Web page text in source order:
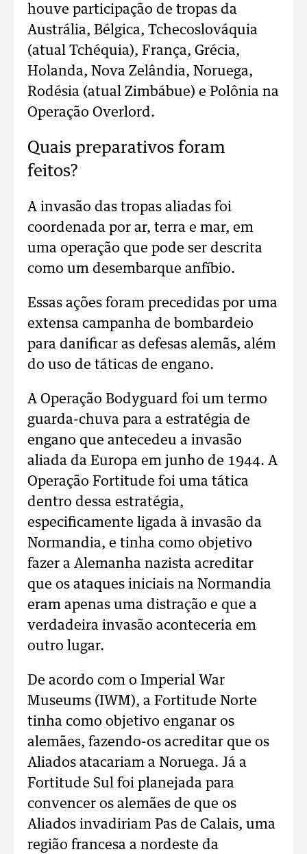
houve participação de tropas da
Austrália, Bélgica, Tchecoslováquia
(atual Tchéquia), França, Grécia,
Holanda, Nova Zelândia, Noruega,
Rodésia (atual Zimbábue) e Polônia na
Operação Overlord.
Quais preparativos foram
feitos?
A invasão das tropas aliadas foi
coordenada por ar, terra e mar, em
uma operação que pode ser descrita
como um desembarque anfíbio.
Essas ações foram precedidas por uma
extensa campanha de bombardeio
para danificar as defesas alemãs, além
do uso de táticas de engano.
A Operação Bodyguard foi um termo
guarda-chuva para a estratégia de
engano que antecedeu a invasão
aliada da Europa em junho de 1944. A
Operação Fortitude foi uma tática
dentro dessa estratégia,
especificamente ligada à invasão da
Normandia, e tinha como objetivo
fazer a Alemanha nazista acreditar
que os ataques iniciais na Normandia
eram apenas uma distração e que a
verdadeira invasão aconteceria em
outro lugar.
De acordo com o Imperial War
Museums (IWM), a Fortitude Norte
tinha como objetivo enganar os
alemães, fazendo-os acreditar que os
Aliados atacariam a Noruega. Já a
Fortitude Sul foi planejada para
convencer os alemães de que os
Aliados invadiriam Pas de Calais, uma
região francesa a nordeste da